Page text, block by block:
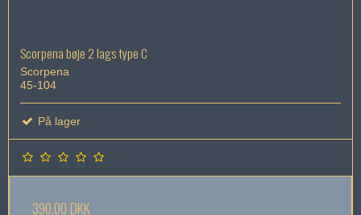
Scorpena bøje 2 lags type C
Scorpena
45-104
På lager
390,00 DKK